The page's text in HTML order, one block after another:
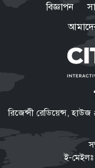
বিজ্ঞাপন
রিজেন্সী রেডিয়েন্স,
ই-মেইলঃ